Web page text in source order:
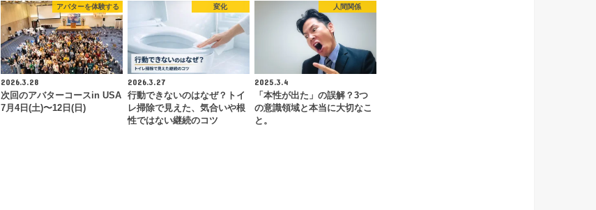
アバターを体験する
2026.3.28
次回のアバターコースin USA
7月4日(土)〜12日(日)
変化
2026.3.27
行動できないのはなぜ？トイ
レ掃除で見えた、気合いや根
性ではない継続のコツ
人間関係
2025.3.4
「本性が出た」の誤解？3つ
の意識領域と本当に大切なこ
と。